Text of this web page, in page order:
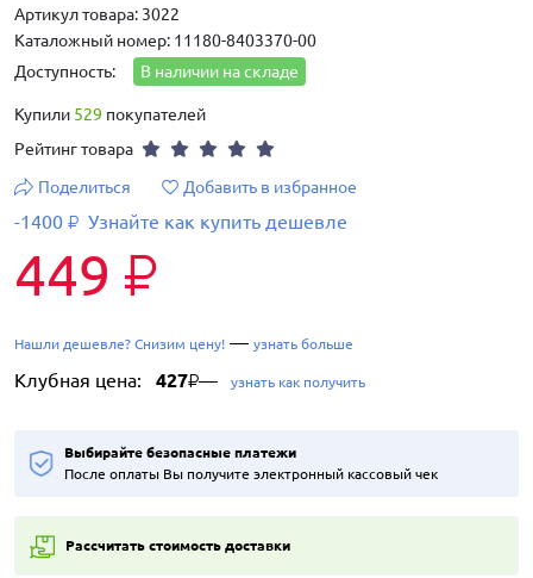
Артикул товара: 3022
Каталожный номер: 11180-8403370-00
Доступность:
В наличии на складе
Купили 529 покупателей
Рейтинг товара
Поделиться
Добавить в избранное
-1400 ₽ Узнайте как купить дешевле
449 ₽
Нашли дешевле? Снизим цену! — узнать больше
Клубная цена: 427₽— узнать как получить
Выбирайте безопасные платежи
После оплаты Вы получите электронный кассовый чек
Рассчитать стоимость доставки